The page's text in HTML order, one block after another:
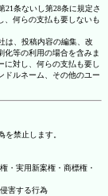
条ないし第28条に規定さ
、何らの支払も要しないも
は、投稿内容の編集、改
化等の利用の場合を含みま
に対し、何らの支払も要し
ドルネーム、その他のユー
禁止します。
・実用新案権・商標権・
害する行為